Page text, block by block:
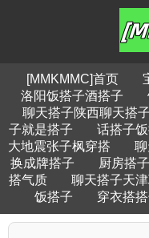
[MMKMMC]首页
洛阳饭搭子酒搭子
聊天搭子陕西聊天搭子
子就是搭子
话搭子
大地震张子枫穿搭
换成牌搭子
厨房搭
搭气质
聊天搭子天
饭搭子
穿衣搭